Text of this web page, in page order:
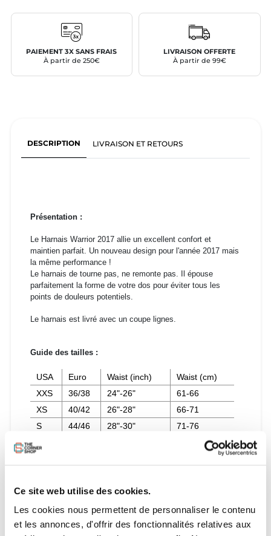
Ce site web utilise des cookies.
Les cookies nous permettent de personnaliser le contenu
et les annonces, d'offrir des fonctionnalités relatives aux
PAIEMENT 3X SANS FRAIS
À partir de 250€
LIVRAISON OFFERTE
À partir de 99€
DESCRIPTION LIVRAISON ET RETOURS
Présentation :
Le Harnais Warrior 2017 allie un excellent confort et
maintien parfait. Un nouveau design pour l'année 2017 mais
la même performance !
Le harnais de tourne pas, ne remonte pas. Il épouse
parfaitement la forme de votre dos pour éviter tous les
points de douleurs potentiels.
Le harnais est livré avec un coupe lignes.
Guide des tailles :
USA Euro Waist (inch)
Waist (cm)
XXS
36/38 24"-26"
61-66
XS
40/42 26"-28"
66-71
S
44/46 28"-30"
71-76
XXL
56/58 36"-38"
Caractéristiques :